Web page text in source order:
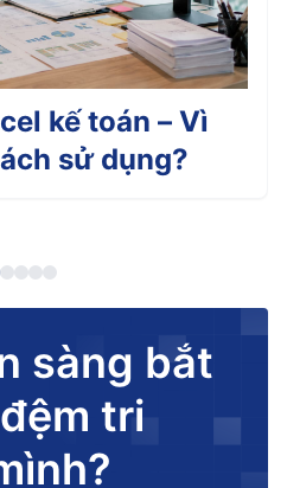
kế toán – Vì
sử dụng?
sàng bắt
tri